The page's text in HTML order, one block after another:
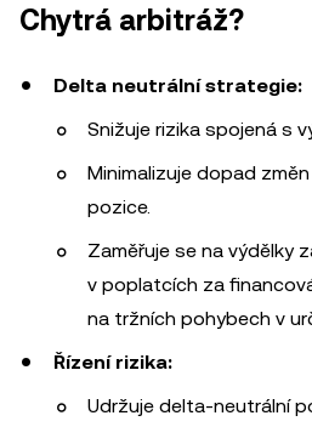
Chytrá arbitráž?
Delta neutrální strategie:
Snižuje rizika spojená s
Minimalizuje dopad
pozice.
Zaměřuje se na výdělky
v poplatcích za
na tržních pohybech v
Řízení rizika:
Udržuje delta-neutrální